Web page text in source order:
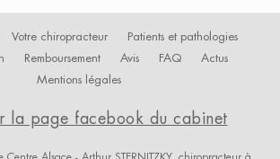
Votre chiropracteur
Patients et pathologies
Remboursement Avis FAQ
Actus
Mentions légales
la page facebook du cabinet
Alsace - Arthur STERNITZKY, chiropracteur à